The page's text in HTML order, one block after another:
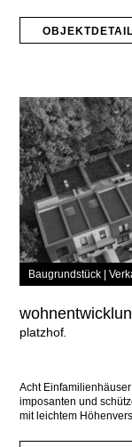
Baugrundstück |
platzhof
Acht
imposanten und
mit leichtem